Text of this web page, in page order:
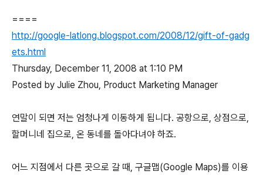
====
http://google-latlong.blogspot.com/2008/12/gift-of-gadg
ets.html
Thursday, December 11, 2008 at 1:10 PM
Posted by Julie Zhou, Product Marketing Manager
연말이 되면 저는 엄청나게 이동하게 됩니다. 공항으로, 상점으로,
할머니네 집으로, 온 동네를 돌아다녀야 하죠.
어느 지점에서 다른 곳으로 갈 때, 구글맵(Google Maps)를 이용